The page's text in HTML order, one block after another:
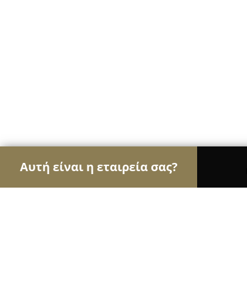
Αυτή είναι η εταιρεία σας?